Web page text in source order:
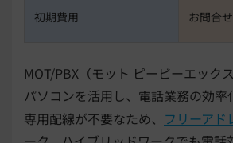
初期費用 お問合せ
MOT/PBX（モット ピービーエック
パソコンを活用し、電話業務の効率
専用配線が不要なため、 フリーアド